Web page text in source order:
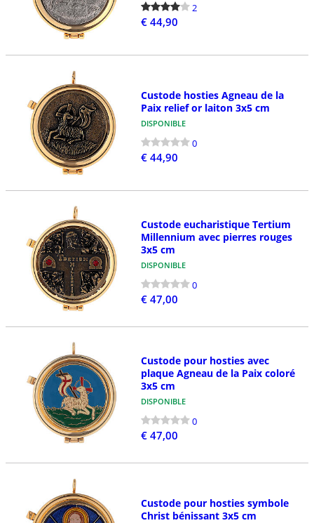
2
€ 44,90
Custode hosties Agneau de la
Paix relief or laiton 3x5 cm
DISPONIBLE
0
€ 44,90
Custode eucharistique Tertium
Millennium avec pierres rouges
3x5 cm
DISPONIBLE
0
€ 47,00
Custode pour hosties avec
plaque Agneau de la Paix coloré
3x5 cm
DISPONIBLE
0
€ 47,00
Custode pour hosties symbole
Christ bénissant 3x5 cm